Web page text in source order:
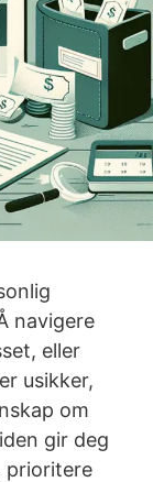
navigere
eller
usikker,
om
gir deg
prioritere